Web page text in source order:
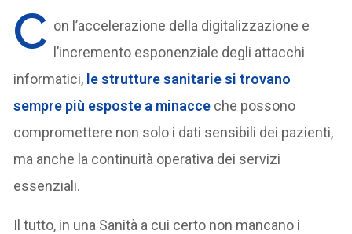
C on l’accelerazione della digitalizzazione e
l’incremento esponenziale degli attacchi
informatici, le strutture sanitarie si trovano
sempre più esposte a minacce che possono
compromettere non solo i dati sensibili dei pazienti,
ma anche la continuità operativa dei servizi
essenziali.
Il tutto, in una Sanità a cui certo non mancano i